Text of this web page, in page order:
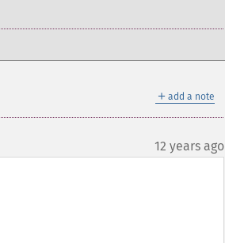
＋ add a note
12 years ago